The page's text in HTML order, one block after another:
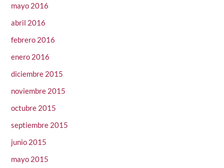
mayo 2016
abril 2016
febrero 2016
enero 2016
diciembre 2015
noviembre 2015
octubre 2015
septiembre 2015
junio 2015
mayo 2015